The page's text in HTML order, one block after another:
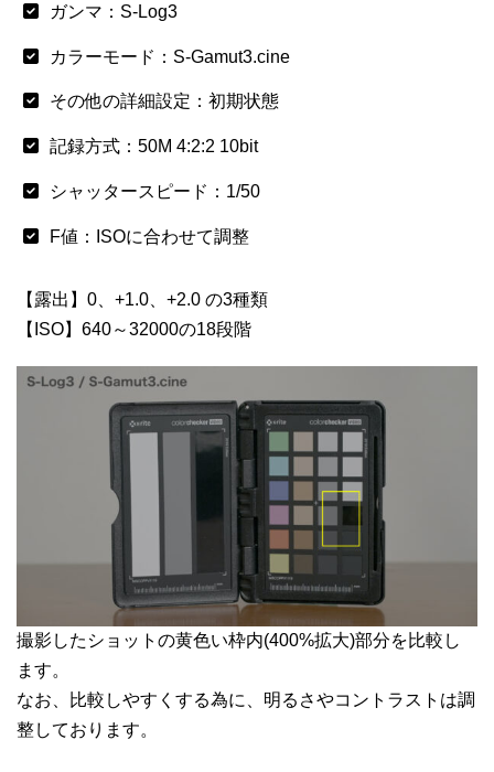
ガンマ：S-Log3
カラーモード：S-Gamut3.cine
その他の詳細設定：初期状態
記録方式：50M 4:2:2 10bit
シャッタースピード：1/50
F値：ISOに合わせて調整
【露出】0、+1.0、+2.0 の3種類
【ISO】640～32000の18段階
撮影したショットの黄色い枠内(400%拡大)部分を比較し
ます。
なお、比較しやすくする為に、明るさやコントラストは調
整しております。